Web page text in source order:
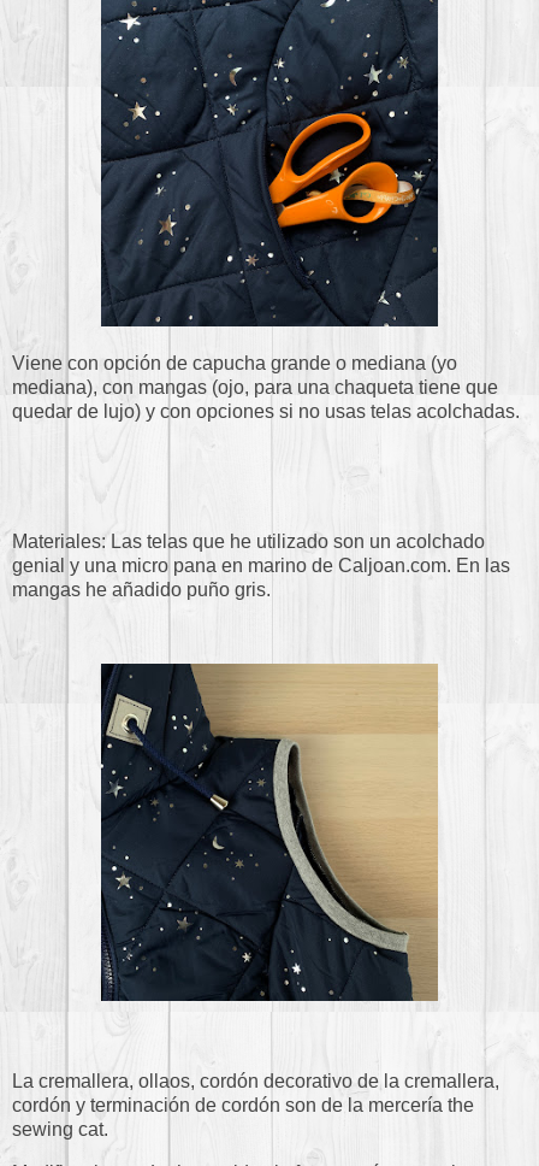
Viene con opción de capucha grande o mediana (yo
mediana), con mangas (ojo, para una chaqueta tiene que
quedar de lujo) y con opciones si no usas telas acolchadas.
Materiales: Las telas que he utilizado son un acolchado
genial y una micro pana en marino de Caljoan.com. En las
mangas he añadido puño gris.
La cremallera, ollaos, cordón decorativo de la cremallera,
cordón y terminación de cordón son de la mercería the
sewing cat.